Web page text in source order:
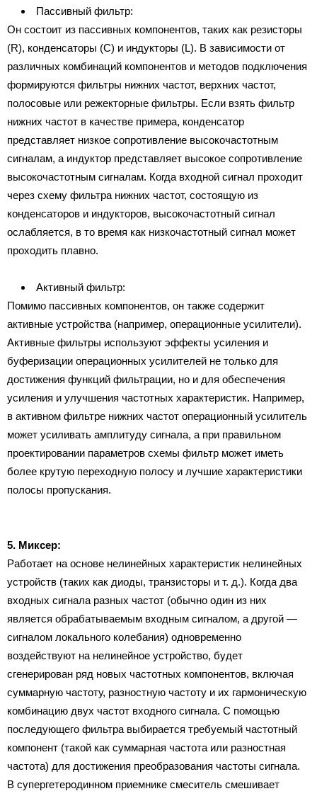
Пассивный фильтр:
Он состоит из пассивных компонентов, таких как резисторы
(R), конденсаторы (C) и индукторы (L). В зависимости от
различных комбинаций компонентов и методов подключения
формируются фильтры нижних частот, верхних частот,
полосовые или режекторные фильтры. Если взять фильтр
нижних частот в качестве примера, конденсатор
представляет низкое сопротивление высокочастотным
сигналам, а индуктор представляет высокое сопротивление
высокочастотным сигналам. Когда входной сигнал проходит
через схему фильтра нижних частот, состоящую из
конденсаторов и индукторов, высокочастотный сигнал
ослабляется, в то время как низкочастотный сигнал может
проходить плавно.
Активный фильтр:
Помимо пассивных компонентов, он также содержит
активные устройства (например, операционные усилители).
Активные фильтры используют эффекты усиления и
буферизации операционных усилителей не только для
достижения функций фильтрации, но и для обеспечения
усиления и улучшения частотных характеристик. Например,
в активном фильтре нижних частот операционный усилитель
может усиливать амплитуду сигнала, а при правильном
проектировании параметров схемы фильтр может иметь
более крутую переходную полосу и лучшие характеристики
полосы пропускания.
5. Миксер:
Работает на основе нелинейных характеристик нелинейных
устройств (таких как диоды, транзисторы и т. д.). Когда два
входных сигнала разных частот (обычно один из них
является обрабатываемым входным сигналом, а другой —
сигналом локального колебания) одновременно
воздействуют на нелинейное устройство, будет
сгенерирован ряд новых частотных компонентов, включая
суммарную частоту, разностную частоту и их гармоническую
комбинацию двух частот входного сигнала. С помощью
последующего фильтра выбирается требуемый частотный
компонент (такой как суммарная частота или разностная
частота) для достижения преобразования частоты сигнала.
В супергетеродинном приемнике смеситель смешивает